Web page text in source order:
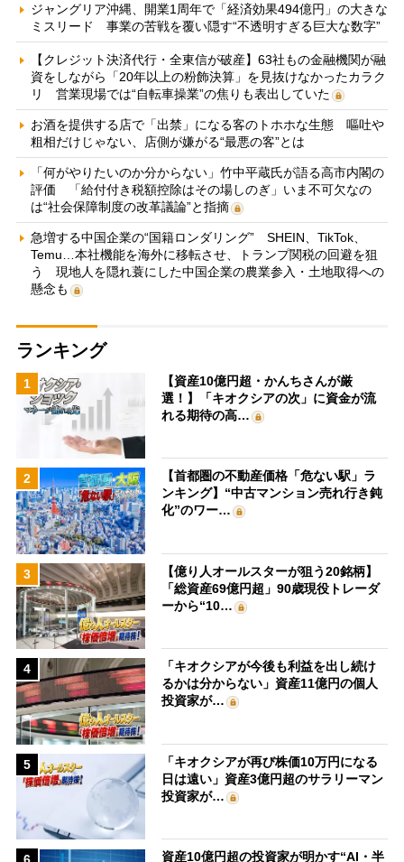
ジャングリア沖縄、開業1周年で「経済効果494億円」の大きな
ミスリード 事業の苦戦を覆い隠す“不透明すぎる巨大な数字”
【クレジット決済代行・全東信が破産】63社もの金融機関が融
資をしながら「20年以上の粉飾決算」を見抜けなかったカラク
リ 営業現場では“自転車操業”の焦りも表出していた
お酒を提供する店で「出禁」になる客のトホホな生態 嘔吐や
粗相だけじゃない、店側が嫌がる“最悪の客”とは
「何がやりたいのか分からない」竹中平蔵氏が語る高市内閣の
評価 「給付付き税額控除はその場しのぎ」いま不可欠なの
は“社会保障制度の改革議論”と指摘
急増する中国企業の“国籍ロンダリング” SHEIN、TikTok、
Temu…本社機能を海外に移転させ、トランプ関税の回避を狙
う 現地人を隠れ蓑にした中国企業の農業参入・土地取得への
懸念も
ランキング
1
【資産10億円超・かんちさんが厳
選！】「キオクシアの次」に資金が流
れる期待の高…
2
【首都圏の不動産価格「危ない駅」ラ
ンキング】“中古マンション売れ行き鈍
化”のワー…
3
【億り人オールスターが狙う20銘柄】
「総資産69億円超」90歳現役トレーダ
ーから“10…
4
「キオクシアが今後も利益を出し続け
るかは分からない」資産11億円の個人
投資家が…
5
「キオクシアが再び株価10万円になる
日は遠い」資産3億円超のサラリーマン
投資家が…
資産10億円超の投資家が明かす“AI・半